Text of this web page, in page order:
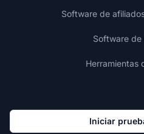
Software de
Software
Herramientas
Iniciar